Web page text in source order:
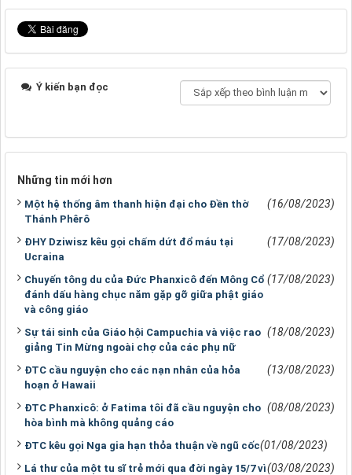
Ý kiến bạn đọc
Những tin mới hơn
Một hệ thống âm thanh hiện đại cho Đền thờ
Thánh Phêrô
(16/08/2023)
ĐHY Dziwisz kêu gọi chấm dứt đổ máu tại
Ucraina
(17/08/2023)
Chuyến tông du của Đức Phanxicô đến Mông Cổ
đánh dấu hàng chục năm gặp gỡ giữa phật giáo
và công giáo
(17/08/2023)
Sự tái sinh của Giáo hội Campuchia và việc rao
giảng Tin Mừng ngoài chợ của các phụ nữ
(18/08/2023)
ĐTC cầu nguyện cho các nạn nhân của hỏa
hoạn ở Hawaii
(13/08/2023)
ĐTC Phanxicô: ở Fatima tôi đã cầu nguyện cho
hòa bình mà không quảng cáo
(08/08/2023)
ĐTC kêu gọi Nga gia hạn thỏa thuận về ngũ cốc(01/08/2023)
Lá thư của một tu sĩ trẻ mới qua đời ngày 15/7 vì(03/08/2023)